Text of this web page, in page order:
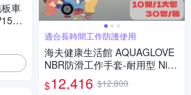
車
降
適合長時間工作防護使用
海夫健康生活館 AQUAGLOVE
NBR防滑工作手套-耐用型 Nitri
Grip_10包/300雙
$12,416 $12,800